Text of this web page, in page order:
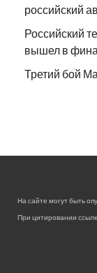
российский
Российский
вышел в
Третий бой
На сайте могут быть
При цитировании